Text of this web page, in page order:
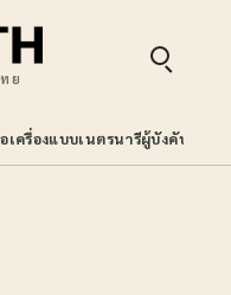
ย
เครื่องแบบเนตรนารีผู้บังคับบัญชา